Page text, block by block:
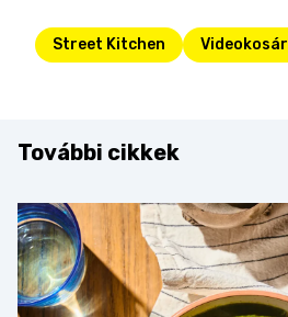
Street Kitchen Videokosár
További cikkek